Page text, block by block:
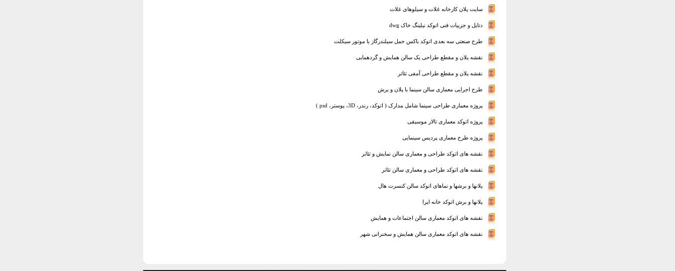
سایت پلان کارخانه غلات و سیلوهای غلات
دتایل و جزییات فنی اتوکد نیلینگ خاک dwg
طرح صنعتی سه بعدی اتوکد باکس حمل سیلندرگاز با موتور سیکلت
نقشه پلان و مقطع طراحی یک سالن همایش و گردهمایی
نقشه پلان و مقطع طراحی آمفی تئاتر
طرح اجرایی معماری سالن سینما با پلان و برش
پروژه معماری طراحی سینما شامل مدارک ( اتوکد، رندر، 3D، پوستر، psd )
پروژه اتوکد معماری تالار موسیقی
پروژه طرح معماری پردیس سینمایی
نقشه های اتوکد طراحی و معماری سالن نمایش و تئاتر
نقشه های اتوکد طراحی و معماری سالن تئاتر
پلانها و برشها و نماهای اتوکد سالن کنسرت هال
پلانها و برش اتوکد خانه اپرا
نقشه های اتوکد معماری سالن اجتماعات و همایش
نقشه های اتوکد معماری سالن همایش و سخنرانی شهر